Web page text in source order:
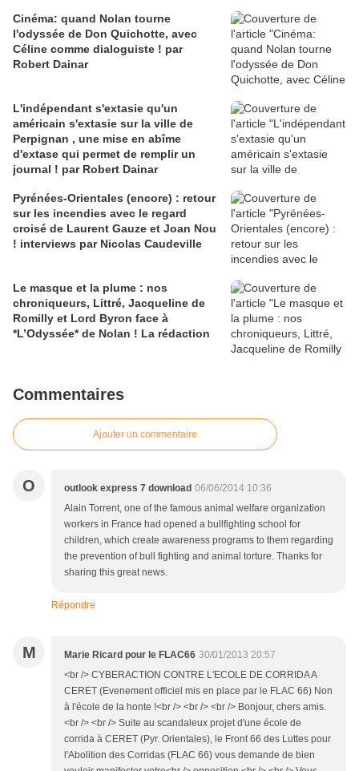
Cinéma: quand Nolan tourne
l'odyssée de Don Quichotte, avec
Céline comme dialoguiste ! par
Robert Dainar
L'indépendant s'extasie qu'un
américain s'extasie sur la ville de
Perpignan , une mise en abîme
d'extase qui permet de remplir un
journal ! par Robert Dainar
Pyrénées-Orientales (encore) : retour
sur les incendies avec le regard
croisé de Laurent Gauze et Joan Nou
! interviews par Nicolas Caudeville
Le masque et la plume : nos
chroniqueurs, Littré, Jacqueline de
Romilly et Lord Byron face à
*L’Odyssée* de Nolan ! La rédaction
Commentaires
Ajouter un commentaire
O outlook express 7 download 06/06/2014 10:36
Alain Torrent, one of the famous animal welfare organization
workers in France had opened a bullfighting school for
children, which create awareness programs to them regarding
the prevention of bull fighting and animal torture. Thanks for
sharing this great news.
Répondre
M Marie Ricard pour le FLAC66 30/01/2013 20:57
<br /> CYBERACTION CONTRE L'ECOLE DE CORRIDA A
CERET (Evenement officiel mis en place par le FLAC 66) Non
à l'école de la honte !<br /> <br /> <br /> Bonjour, chers amis.
<br /> <br /> Suite au scandaleux projet d'une école de
corrida à CERET (Pyr. Orientales), le Front 66 des Luttes pour
l'Abolition des Corridas (FLAC 66) vous demande de bien